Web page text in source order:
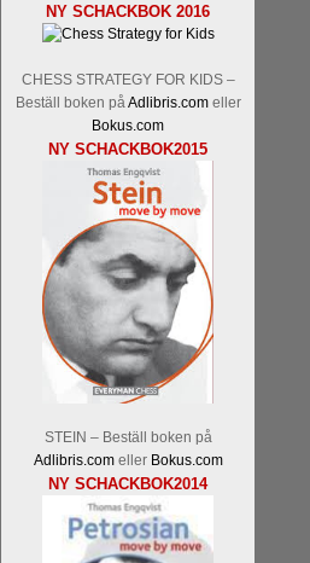
NY SCHACKBOK 2016
CHESS STRATEGY FOR KIDS –
Beställ boken påAdlibris.comeller
Bokus.com
NY SCHACKBOK2015
STEIN – Beställ boken på
Adlibris.comeller Bokus.com
NY SCHACKBOK2014